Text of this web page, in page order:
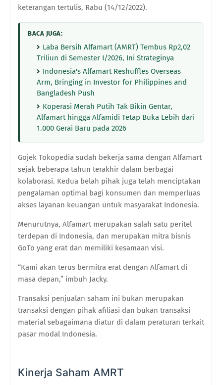
keterangan tertulis, Rabu (14/12/2022).
BACA JUGA:
Laba Bersih Alfamart (AMRT) Tembus Rp2,02
Triliun di Semester I/2026, Ini Strateginya
Indonesia's Alfamart Reshuffles Overseas
Arm, Bringing in Investor for Philippines and
Bangladesh Push
Koperasi Merah Putih Tak Bikin Gentar,
Alfamart hingga Alfamidi Tetap Buka Lebih dari
1.000 Gerai Baru pada 2026
Gojek Tokopedia sudah bekerja sama dengan Alfamart
sejak beberapa tahun terakhir dalam berbagai
kolaborasi. Kedua belah pihak juga telah menciptakan
pengalaman optimal bagi konsumen dan memperluas
akses layanan keuangan untuk masyarakat Indonesia.
Menurutnya, Alfamart merupakan salah satu peritel
terdepan di Indonesia, dan merupakan mitra bisnis
GoTo yang erat dan memiliki kesamaan visi.
“Kami akan terus bermitra erat dengan Alfamart di
masa depan,” imbuh Jacky.
Transaksi penjualan saham ini bukan merupakan
transaksi dengan pihak afiliasi dan bukan transaksi
material sebagaimana diatur di dalam peraturan terkait
pasar modal Indonesia.
Kinerja Saham AMRT